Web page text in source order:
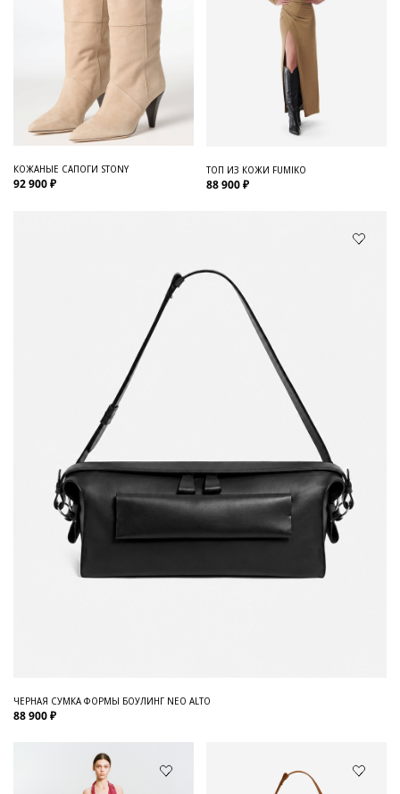
КОЖАНЫЕ САПОГИ STONY
92 900 ₽
ТОП ИЗ КОЖИ FUMIKO
88 900 ₽
ЧЕРНАЯ СУМКА ФОРМЫ БОУЛИНГ NEO ALTO
88 900 ₽